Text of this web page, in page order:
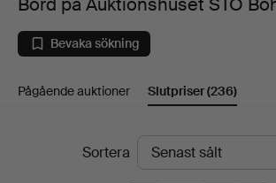
på
Auktionshuset
STO
Bohuslän
Bevaka sökning
Pågående auktioner Slutpriser(236)
SlutpriserSortera